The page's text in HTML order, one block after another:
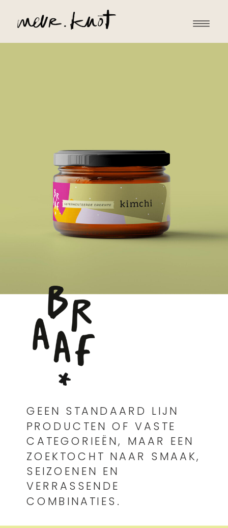
GEEN STANDAARD LIJN
PRODUCTEN OF VASTE
CATEGORIEËN, MAAR EEN
ZOEKTOCHT NAAR SMAAK,
SEIZOENEN EN
VERRASSENDE
COMBINATIES.